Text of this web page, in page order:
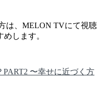
は、MELON TVにて視聴
します。
〜幸せに近づく方